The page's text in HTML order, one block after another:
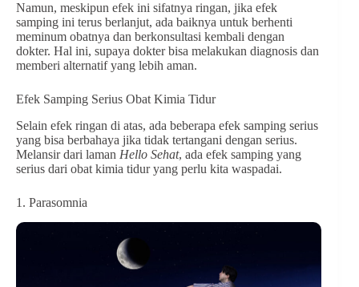
Namun, meskipun efek ini sifatnya ringan, jika efek
samping ini terus berlanjut, ada baiknya untuk berhenti
meminum obatnya dan berkonsultasi kembali dengan
dokter. Hal ini, supaya dokter bisa melakukan diagnosis dan
memberi alternatif yang lebih aman.
Efek Samping Serius Obat Kimia Tidur
Selain efek ringan di atas, ada beberapa efek samping serius
yang bisa berbahaya jika tidak tertangani dengan serius.
Melansir dari laman Hello Sehat, ada efek samping yang
serius dari obat kimia tidur yang perlu kita waspadai.
1. Parasomnia